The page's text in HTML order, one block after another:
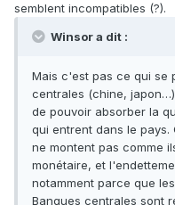
semblent incompatibles (?).
Winsor a dit :
Mais c'est pas ce qui se
centrales (chine,
de pouvoir absorber la
qui entrent dans le
ne montent pas comme
monétaire, et
notamment parce que
Banques centrales sont